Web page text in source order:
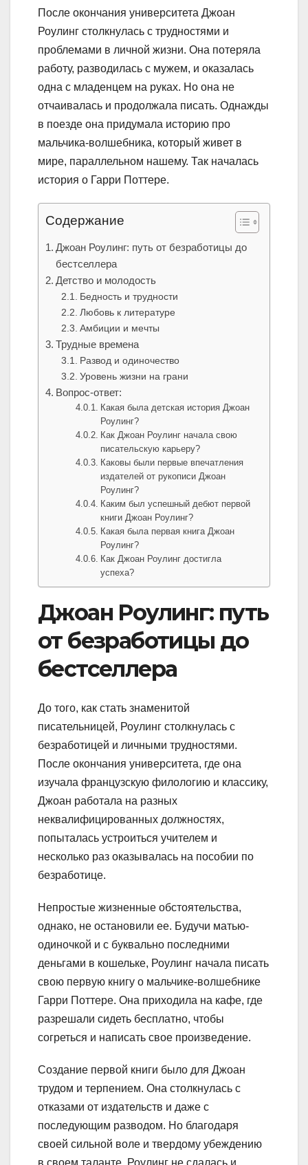
После окончания университета Джоан
Роулинг столкнулась с трудностями и
проблемами в личной жизни. Она потеряла
работу, разводилась с мужем, и оказалась
одна с младенцем на руках. Но она не
отчаивалась и продолжала писать. Однажды
в поезде она придумала историю про
мальчика-волшебника, который живет в
мире, параллельном нашему. Так началась
история о Гарри Поттере.
Содержание
Джоан Роулинг: путь от безработицы до
бестселлера
Детство и молодость
Бедность и трудности
Любовь к литературе
Амбиции и мечты
Трудные времена
Развод и одиночество
Уровень жизни на грани
Вопрос-ответ:
Какая была детская история Джоан
Роулинг?
Как Джоан Роулинг начала свою
писательскую карьеру?
Каковы были первые впечатления
издателей от рукописи Джоан
Роулинг?
Каким был успешный дебют первой
книги Джоан Роулинг?
Какая была первая книга Джоан
Роулинг?
Как Джоан Роулинг достигла
успеха?
Джоан Роулинг: путь
от безработицы до
бестселлера
До того, как стать знаменитой
писательницей, Роулинг столкнулась с
безработицей и личными трудностями.
После окончания университета, где она
изучала французскую филологию и классику,
Джоан работала на разных
неквалифицированных должностях,
попыталась устроиться учителем и
несколько раз оказывалась на пособии по
безработице.
Непростые жизненные обстоятельства,
однако, не остановили ее. Будучи матью-
одиночкой и с буквально последними
деньгами в кошельке, Роулинг начала писать
свою первую книгу о мальчике-волшебнике
Гарри Поттере. Она приходила на кафе, где
разрешали сидеть бесплатно, чтобы
согреться и написать свое произведение.
Создание первой книги было для Джоан
трудом и терпением. Она столкнулась с
отказами от издательств и даже с
последующим разводом. Но благодаря
своей сильной воле и твердому убеждению
в своем таланте, Роулинг не сдалась и